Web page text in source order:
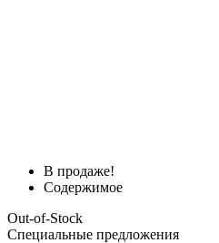
В продаже!
Содержимое
Out-of-Stock
Специальные предложения